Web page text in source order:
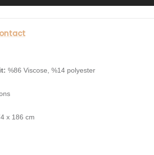
%86 Viscose, %14 polyester
x 186 cm